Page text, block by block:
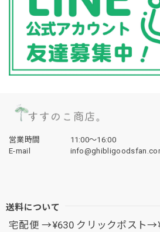
営業時間
11:00〜16:00
E-mail
送料について
宅配便 →¥630 クリックポスト